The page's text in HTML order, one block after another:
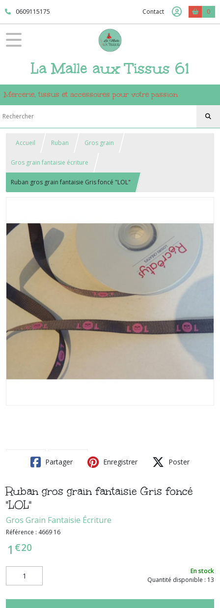
0609115175 Contact 0
La Malle aux Tissus 61
Mercerie, tissus et accessoires pour votre passion
Accueil Ruban Gros grain
Gros grain fantaisie écriture
Ruban gros grain fantaisie Gris foncé "LOL"
Partager Enregistrer Poster
Ruban gros grain fantaisie Gris foncé
"LOL"
Gros Grain Fantaisie Écriture
Référence : 4669 16
1 €20
En stock
Quantité disponible : 13